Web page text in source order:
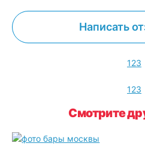
Написать
123
123
Смотрите